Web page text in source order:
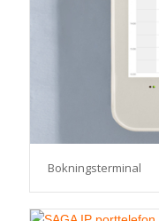
Bokningsterminal